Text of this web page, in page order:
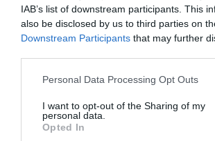
IAB’s list of downstream participants. This
also be disclosed by us to third parties on
Downstream Participants that may further
Personal Data Processing Opt Outs
I want to opt-out of the Sharing of my
personal data.
Opted In
La cadena de gimnasioslow cost
unas pérdidas de 36,3 millones de
de euros). La empresa entró en
millones de euros).
Añadir2Playbookcomo fuente
de forma gratuita
Mantente informado con las últimas noticias